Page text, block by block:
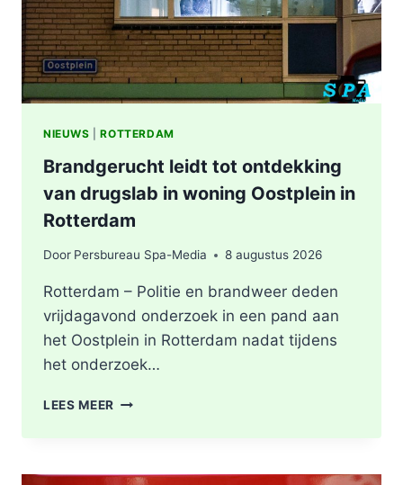
NIEUWS |ROTTERDAM
Brandgerucht leidt tot ontdekking
van drugslab in woning Oostplein in
Rotterdam
Door Persbureau Spa-Media 8 augustus 2026
Rotterdam – Politie en brandweer deden
vrijdagavond onderzoek in een pand aan
het Oostplein in Rotterdam nadat tijdens
het onderzoek…
LEES MEER BRANDGERUCHT
VAN